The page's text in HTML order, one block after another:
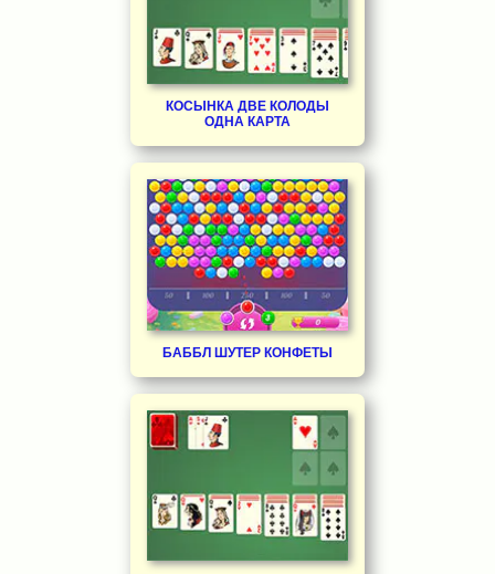
КОСЫНКА ДВЕ КОЛОДЫ
ОДНА КАРТА
БАББЛ ШУТЕР КОНФЕТЫ